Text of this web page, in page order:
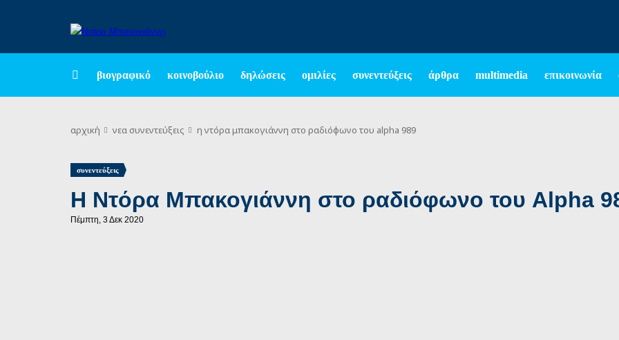
βιογραφικό κοινοβούλιο δηλώσεις ομιλίες συνεντεύξεις άρθρα multimedia επικοινωνία
αρχική νεα συνεντεύξεις η ντόρα μπακογιάννη στο ραδιόφωνο του alpha 989
συνεντεύξεις
Η Ντόρα Μπακογιάννη στο ραδιόφωνο του Alpha
Πέμπτη, 3 Δεκ 2020